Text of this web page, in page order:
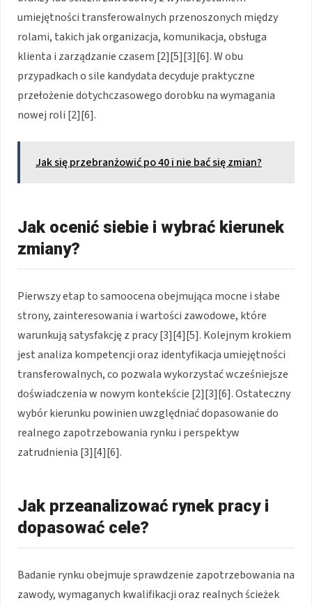
umiejętności transferowalnych przenoszonych między
rolami, takich jak organizacja, komunikacja, obsługa
klienta i zarządzanie czasem [2][5][3][6]. W obu
przypadkach o sile kandydata decyduje praktyczne
przełożenie dotychczasowego dorobku na wymagania
nowej roli [2][6].
Jak się przebranżowić po 40 i nie bać się zmian?
Jak ocenić siebie i wybrać kierunek
zmiany?
Pierwszy etap to samoocena obejmująca mocne i słabe
strony, zainteresowania i wartości zawodowe, które
warunkują satysfakcję z pracy [3][4][5]. Kolejnym krokiem
jest analiza kompetencji oraz identyfikacja umiejętności
transferowalnych, co pozwala wykorzystać wcześniejsze
doświadczenia w nowym kontekście [2][3][6]. Ostateczny
wybór kierunku powinien uwzględniać dopasowanie do
realnego zapotrzebowania rynku i perspektyw
zatrudnienia [3][4][6].
Jak przeanalizować rynek pracy i
dopasować cele?
Badanie rynku obejmuje sprawdzenie zapotrzebowania na
zawody, wymaganych kwalifikacji oraz realnych ścieżek